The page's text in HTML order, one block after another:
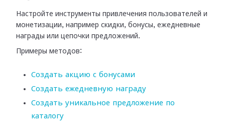
Настройте инструменты привлечения пользователей и
монетизации, например скидки, бонусы, ежедневные
награды или цепочки предложений.
Примеры методов:
Создать акцию с бонусами
Создать ежедневную награду
Создать уникальное предложение по
каталогу